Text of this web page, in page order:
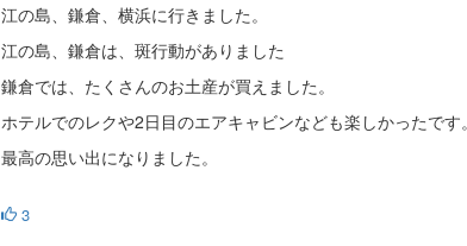
江の島、鎌倉、横浜に行きました。
江の島、鎌倉は、斑行動がありました
鎌倉では、たくさんのお土産が買えました。
ホテルでのレクや2日目のエアキャビンなども楽しかったです。
最高の思い出になりました。
3